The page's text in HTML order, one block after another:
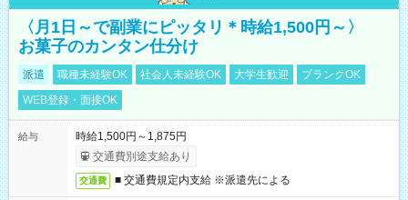
〈月1日～で副業にピッタリ＊時給1,500円～〉
お菓子のカンタン仕分け
派遣 職種未経験OK 社会人未経験OK 大学生歓迎
ブランクOK
WEB登録・面接OK
給与
時給1,500円～1,875円
交通費別途支給あり
交通費 ■ 交通費規定内支給 ※派遣先による